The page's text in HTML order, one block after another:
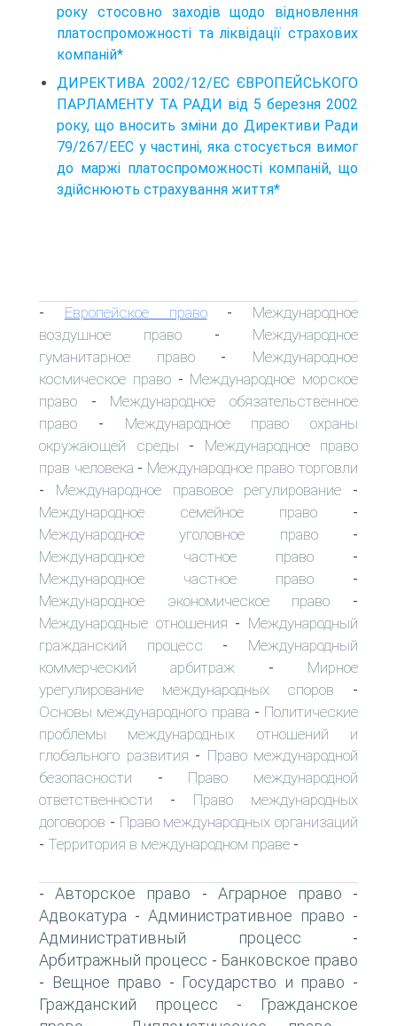
року стосовно заходів щодо відновлення
платоспроможності та ліквідації страхових
компаній*
ДИРЕКТИВА 2002/12/ЕС ЄВРОПЕЙСЬКОГО
ПАРЛАМЕНТУ ТА РАДИ від 5 березня 2002
року, що вносить зміни до Директиви Ради
79/267/ЕЕС у частині, яка стосується вимог
до маржі платоспроможності компаній, що
здійснюють страхування життя*
- Европейское право- Международное
воздушное право - Международное
гуманитарное право- Международное
космическое право- Международное морское
право - Международное обязательственное
право - Международное право охраны
окружающей среды - Международное право
прав человека - Международное право торговли
- Международное правовое регулирование -
Международное семейное право -
Международное уголовное право-
Международное частное право -
Международное частное право -
Международное экономическое право -
Международные отношения - Международный
гражданский процесс - Международный
коммерческий арбитраж - Мирное
урегулирование международных споров -
Основы международного права - Политические
проблемы международных отношений и
глобального развития - Право международной
безопасности - Право международной
ответственности - Право международных
договоров - Право международных организаций
- Территория в международном праве -
-Авторское право - Аграрное право -
Адвокатура - Административное право -
Административный процесс -
Арбитражный процесс - Банковское право
- Вещное право - Государство и право -
Гражданский процесс -
Гражданское